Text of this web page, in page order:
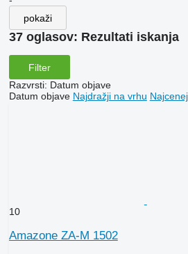
pokaži
37 oglasov: Rezultati iskanja
Filter
Razvrsti: Datum objave
Datum objave Najdražji na vrhu
10
Amazone ZA-M 1502